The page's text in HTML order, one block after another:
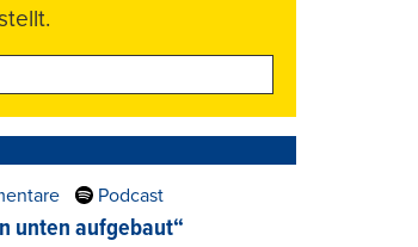
Podcast
unten aufgebaut“